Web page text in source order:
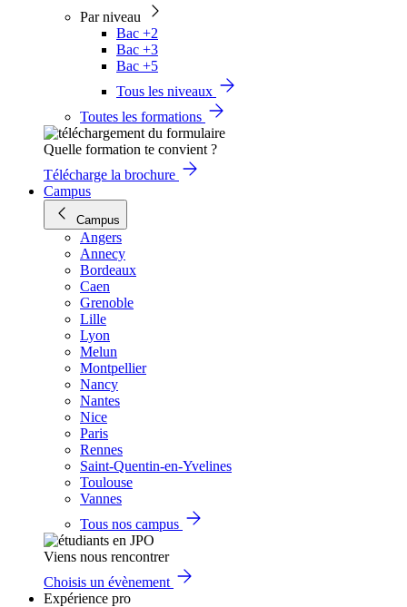
Par niveau
Bac +2
Bac +3
Bac +5
Tous les niveaux
Toutes les formations
Quelle formation te convient ?
Télécharge la brochure
Campus
Campus
Angers
Annecy
Bordeaux
Caen
Grenoble
Lille
Lyon
Melun
Montpellier
Nancy
Nantes
Nice
Paris
Rennes
Saint-Quentin-en-Yvelines
Toulouse
Vannes
Tous nos campus
Viens nous rencontrer
Choisis un évènement
Expérience pro